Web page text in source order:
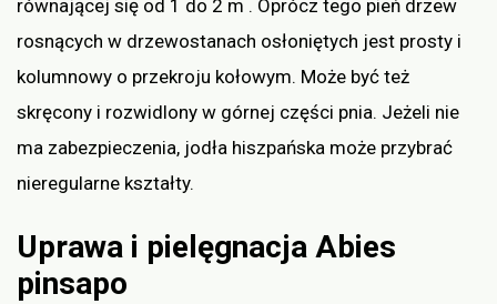
równającej się od 1 do 2 m . Oprócz tego pień drzew
rosnących w drzewostanach osłoniętych jest prosty i
kolumnowy o przekroju kołowym. Może być też
skręcony i rozwidlony w górnej części pnia. Jeżeli nie
ma zabezpieczenia, jodła hiszpańska może przybrać
nieregularne kształty.
Uprawa i pielęgnacja Abies
pinsapo